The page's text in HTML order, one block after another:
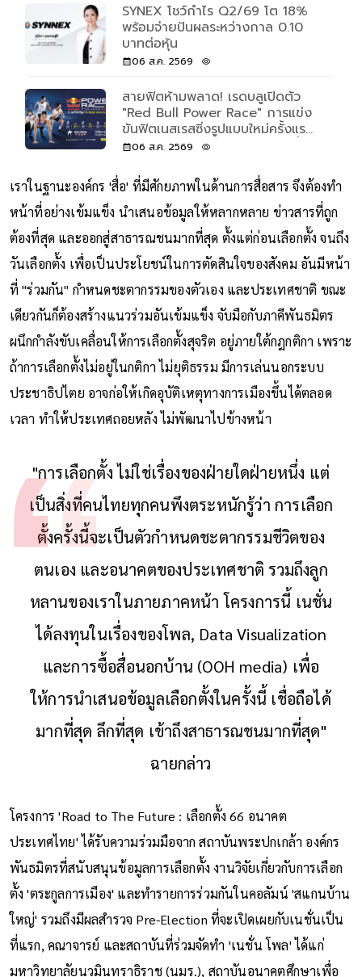
SYNEX โชว์กำไร Q2/69 โต 18%
พร้อมจ่ายปันผลระหว่างกาล 0.10
บาทต่อหุ้น
06 ส.ค. 2569
สายฟิตห้ามพลาด! เรดบลูเปิดตัว
"Red Bull Power Race" การแข่ง
ขันฟิตเนสเรสซิ่งรูปแบบใหม่ครั้งแรก
ของโลก เปิดรับแค่ 500 คนเท่านั้น
06 ส.ค. 2569
เราในฐานะองค์กร 'สื่อ' ที่มีศักยภาพในด้านการสื่อสาร จึงต้องทำ
หน้าที่อย่างเข้มแข็ง นำเสนอข้อมูลให้หลากหลาย ข่าวสารที่ถูก
ต้องที่สุด และออกสู่สาธารณชนมากที่สุด ตั้งแต่ก่อนเลือกตั้ง จนถึง
วันเลือกตั้ง เพื่อเป็นประโยชน์ในการตัดสินใจของสังคม อันมีหน้า
ที่ "ร่วมกัน" กำหนดชะตากรรมของตัวเอง และประเทศชาติ ขณะ
เดียวกันก็ต้องสร้างแนวร่วมอันเข้มแข็ง จับมือกับภาคีพันธมิตร
ผนึกกำลังขับเคลื่อนให้การเลือกตั้งสุจริต อยู่ภายใต้กฎกติกา เพราะ
ถ้าการเลือกตั้งไม่อยู่ในกติกา ไม่ยุติธรรม มีการเล่นนอกระบบ
ประชาธิปไตย อาจก่อให้เกิดอุบัติเหตุทางการเมืองขึ้นได้ตลอด
เวลา ทำให้ประเทศถอยหลัง ไม่พัฒนาไปข้างหน้า
"การเลือกตั้ง ไม่ใช่เรื่องของฝ่ายใดฝ่ายหนึ่ง แต่
เป็นสิ่งที่คนไทยทุกคนพึงตระหนักรู้ว่า การเลือก
ตั้งครั้งนี้จะเป็นตัวกำหนดชะตากรรมชีวิตของ
ตนเอง และอนาคตของประเทศชาติ รวมถึงลูก
หลานของเราในภายภาคหน้า โครงการนี้ เนชั่น
ได้ลงทุนในเรื่องของโพล, Data Visualization
และการซื้อสื่อนอกบ้าน (OOH media) เพื่อ
ให้การนำเสนอข้อมูลเลือกตั้งในครั้งนี้ เชื่อถือได้
มากที่สุด ลึกที่สุด เข้าถึงสาธารณชนมากที่สุด"
ฉายกล่าว
โครงการ 'Road to The Future : เลือกตั้ง 66 อนาคต
ประเทศไทย' ได้รับความร่วมมือจาก สถาบันพระปกเกล้า องค์กร
พันธมิตรที่สนับสนุนข้อมูลการเลือกตั้ง งานวิจัยเกี่ยวกับการเลือก
ตั้ง 'ตระกูลการเมือง' และทำรายการร่วมกันในคอลัมน์ 'สแกนบ้าน
ใหญ่' รวมถึงมีผลสำรวจ Pre-Election ที่จะเปิดเผยกับเนชั่นเป็น
ที่แรก, คณาจารย์ และสถาบันที่ร่วมจัดทำ 'เนชั่น โพล' ได้แก่
มหาวิทยาลัยนวมินทราธิราช (นมร.), สถาบันอนาคตศึกษาเพื่อ